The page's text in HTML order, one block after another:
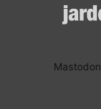
Mastodon